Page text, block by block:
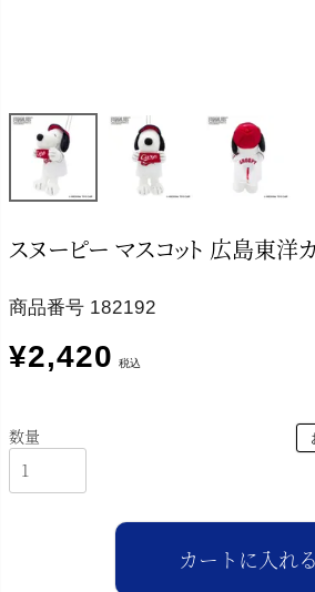
スヌーピー マスコット 広島東洋
商品番号 182192
¥2,420 税込
カートに入れる